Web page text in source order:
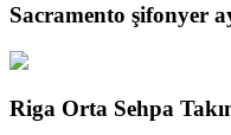
Sacramento şifonyer
Riga Orta Sehpa